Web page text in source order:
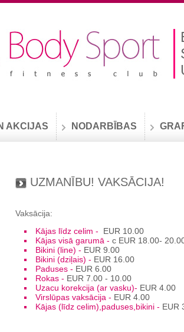
AKCIJAS NODARBĪBAS
UZMANĪBU! VAKSĀCIJA!
Vaksācija:
Kājas līdz celim -
EUR 10.00
Kājas visā garumā - с EUR 18.00-
Bikini (line) - EUR 9.00
Bikini (dziļais) - EUR 16.00
Paduses - EUR 6.00
Rokas - EUR 7.00 - 10.00
Uzacu korekcija (ar vasku)- EUR 4.00
Virslūpas vaksācija - EUR 4.00
Kājas (līdz celim),paduses,bikini - EUR